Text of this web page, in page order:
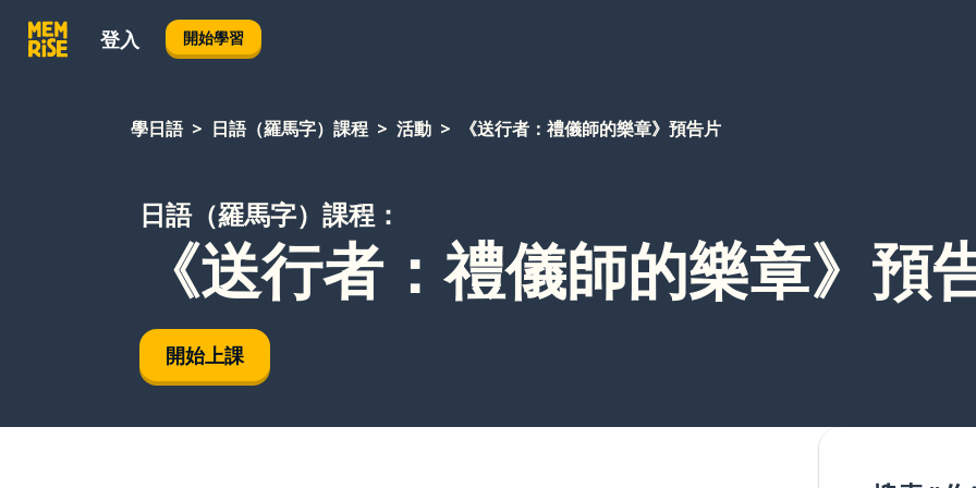
登入 開始學習
學日語 日語（羅馬字）課程 活動 《送行者：禮儀師的樂章》預告片
日語（羅馬字）課程：
《送行者：禮儀師的樂章》預
開始上課